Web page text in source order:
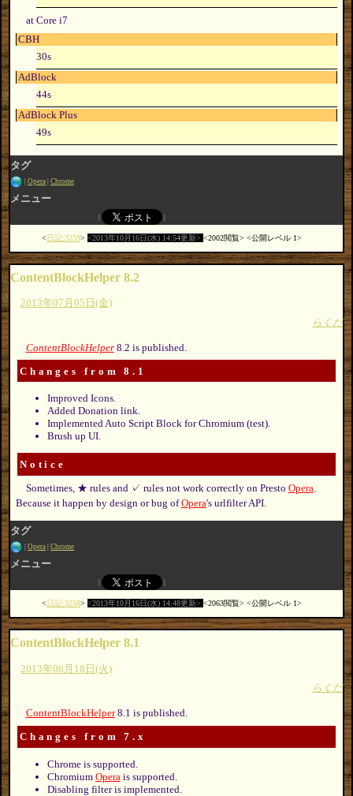
at Core i7
CBH
30s
AdBlock
44s
AdBlock Plus
49s
タグ
Opera Chrome
メニュー
日記:3259 2013年10月16日(水) 14:54更新 2002閲覧 公開レベル 1
ContentBlockHelper 8.2
2013年07月05日(金)
らくだ
ContentBlockHelper8.2 is published.
Changes from 8.1
Improved Icons.
Added Donation link.
Implemented Auto Script Block for Chromium (test).
Brush up UI.
Notice
Sometimes, ★ rules and ✓ rules not work correctly on Presto Opera.
Because it happen by design or bug ofOpera's urlfilter API.
タグ
Opera Chrome
メニュー
日記:3258 2013年10月16日(水) 14:48更新 2063閲覧 公開レベル 1
ContentBlockHelper 8.1
2013年06月18日(火)
らくだ
ContentBlockHelper8.1 is published.
Changes from 7.x
Chrome is supported.
Chromium Opera is supported.
Disabling filter is implemented.